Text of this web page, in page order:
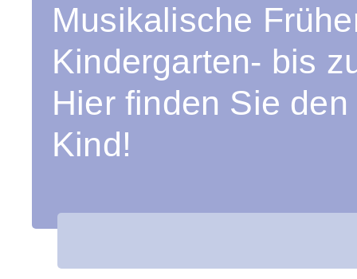
Musikalische
Kindergarten- bis
Hier finden Sie
Kind!